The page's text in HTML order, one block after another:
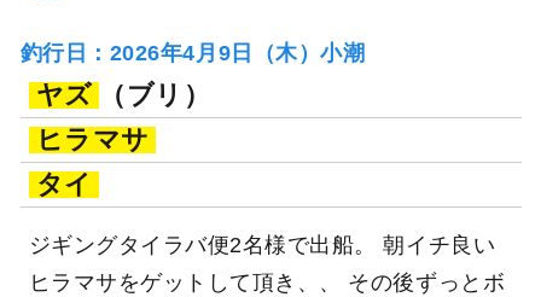
釣行日：2026年4月9日（木）小潮
ヤズ
（ブリ）
ヒラマサ
タイ
ジギングタイラバ便2名様で出船。 朝イチ良い
ヒラマサをゲットして頂き、、 その後ずっとボ